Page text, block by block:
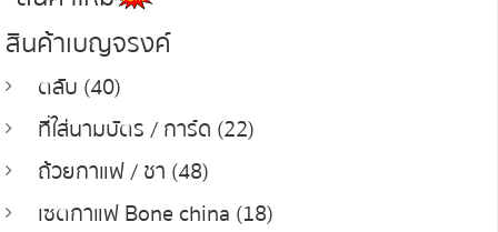
สินค้าเบญจรงค์
ตลับ (40)
ที่ใส่นามบัตร / การ์ด (22)
ถ้วยกาแฟ / ชา (48)
เซตกาแฟ Bone china (18)